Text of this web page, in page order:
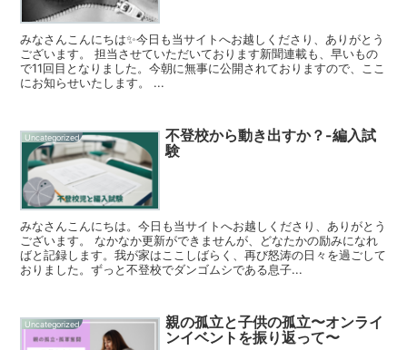
みなさんこんにちは✨今日も当サイトへお越しくださり、ありがとう
ございます。 担当させていただいております新聞連載も、早いもの
で11回目となりました。今朝に無事に公開されておりますので、ここ
にお知らせいたします。 ...
Uncategorized
不登校から動き出すか？-編入試
験
みなさんこんにちは。今日も当サイトへお越しくださり、ありがとう
ございます。 なかなか更新ができませんが、どなたかの励みになれ
ばと記録します。我が家はここしばらく、再び怒涛の日々を過ごして
おりました。ずっと不登校でダンゴムシである息子...
Uncategorized
親の孤立と子供の孤立〜オンライ
ンイベントを振り返って〜